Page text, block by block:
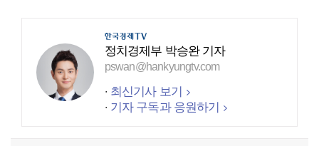
정치경제부 박승완 기자
pswan@hankyungtv.com
최신기사 보기
기자 구독과 응원하기